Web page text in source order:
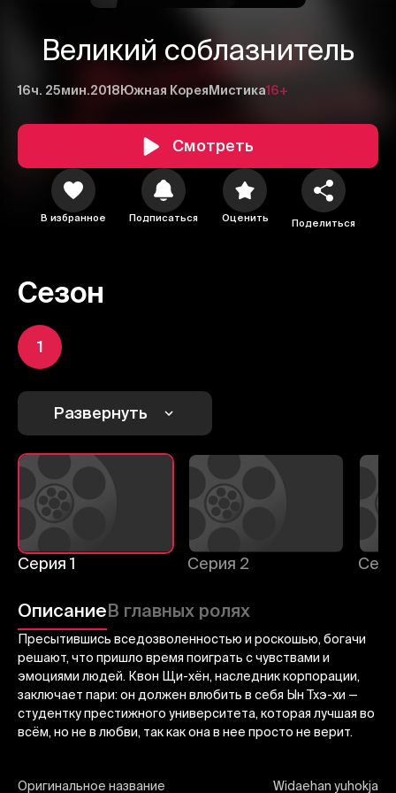
Великий соблазнитель
16ч. 25мин.2018 Южная Корея Мистика16+
Смотреть
В избранное Подписаться Оценить Поделиться
Сезон
1
Развернуть
Серия 1 Серия 2
ОписаниеВ главных ролях
Пресытившись вседозволенностью и роскошью, богачи
решают, что пришло время поиграть с чувствами и
эмоциями людей. Квон Щи-хён, наследник корпорации,
заключает пари: он должен влюбить в себя Ын Тхэ-хи —
студентку престижного университета, которая лучшая во
всём, но не в любви, так как она в нее просто не верит.
Оригинальное название Widaehan yuhokja
1
Отправить
Отменить